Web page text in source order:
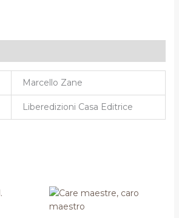
Marcello Zane
Liberedizioni Casa Editrice
Il
originale
Il
prezzo